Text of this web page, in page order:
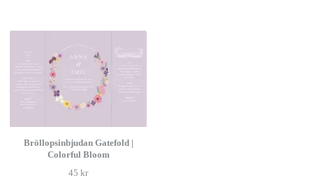
Bröllopsinbjudan Gatefold |
Colorful Bloom
45 kr